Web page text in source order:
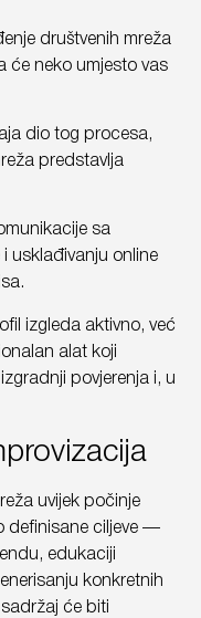
društvenih mreža
će neko umjesto vas
dio tog procesa,
predstavlja
sa
usklađivanju online
izgleda aktivno, već
alat koji
povjerenja i, u
uvijek počinje
definisane ciljeve —
edukaciji
konkretnih
će biti